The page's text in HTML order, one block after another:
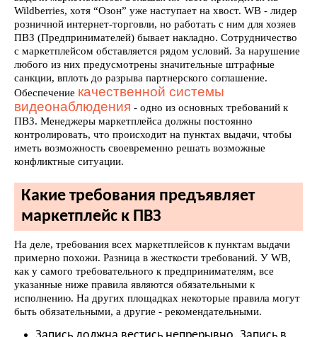
Wildberries, хотя “Озон” уже наступает на хвост. WB - лидер
розничной интернет-торговли, но работать с ним для хозяев
ПВЗ (Предпринимателей) бывает накладно. Сотрудничество
с маркетплейсом обставляется рядом условий. За нарушение
любого из них предусмотрены значительные штрафные
санкции, вплоть до разрыва партнерского соглашение.
Обеспечение качественной системы
видеонаблюдения - одно из основных требований к
ПВЗ. Менеджеры маркетплейса должны постоянно
контролировать, что происходит на пунктах выдачи, чтобы
иметь возможность своевременно решать возможные
конфликтные ситуации.
Какие требования предъявляет
маркетплейс к ПВЗ
На деле, требования всех маркетплейсов к пунктам выдачи
примерно похожи. Разница в жесткости требований. У WB,
как у самого требовательного к предпринимателям, все
указанные ниже правила являются обязательными к
исполнению. На других площадках некоторые правила могут
быть обязательными, а другие - рекомендательными.